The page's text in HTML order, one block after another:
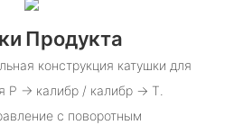
Продукта
конструкция катушки для
P → калибр / калибр → T.
с поворотным